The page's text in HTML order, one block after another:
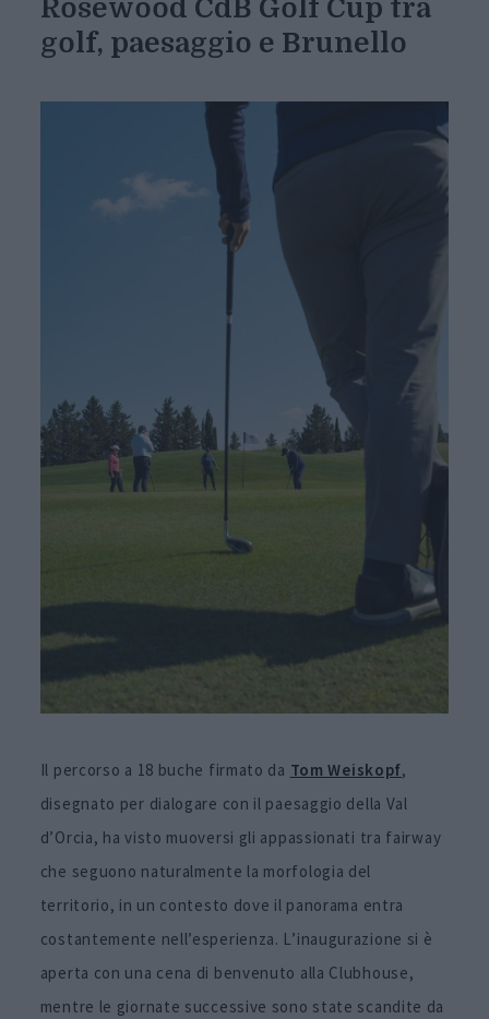
Rosewood CdB Golf Cup tra
golf, paesaggio e Brunello
Il percorso a 18 buche firmato da Tom Weiskopf,
disegnato per dialogare con il paesaggio della Val
d’Orcia, ha visto muoversi gli appassionati tra fairway
che seguono naturalmente la morfologia del
territorio, in un contesto dove il panorama entra
costantemente nell’esperienza. L’inaugurazione si è
aperta con una cena di benvenuto alla Clubhouse,
mentre le giornate successive sono state scandite da